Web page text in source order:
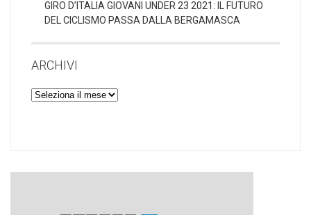
GIRO D’ITALIA GIOVANI UNDER 23 2021: IL FUTURO
DEL CICLISMO PASSA DALLA BERGAMASCA
ARCHIVI
Archivi